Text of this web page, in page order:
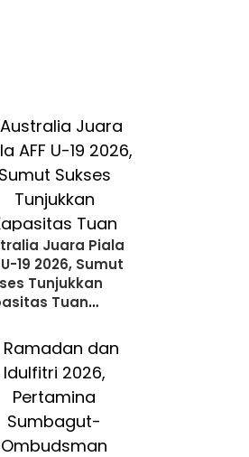
Juara Piala
U-19 2026, Sumut
Tunjukkan
Tuan